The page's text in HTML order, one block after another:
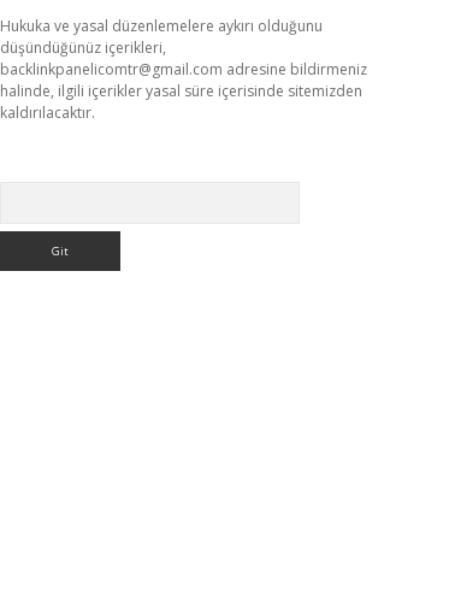
Hukuka ve yasal düzenlemelere aykırı olduğunu
düşündüğünüz içerikleri,
backlinkpanelicomtr@gmail.com adresine bildirmeniz
halinde, ilgili içerikler yasal süre içerisinde sitemizden
kaldırılacaktır.